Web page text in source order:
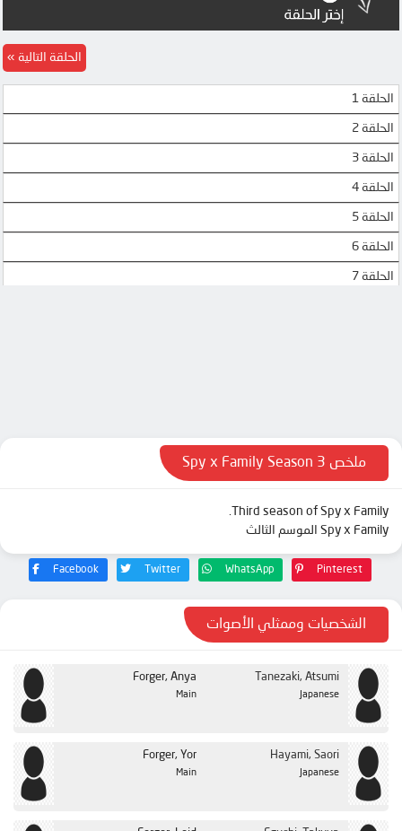
الحلقة 1
الحلقة 2
الحلقة 3
الحلقة 4
الحلقة 5
الحلقة 6
الحلقة 7
الحلقة 13
الحلقة التالية
ملخص Spy x Family Season 3
Third season of Spy x Family.
Spy x Family الموسم الثالث
Facebook Twitter WhatsApp Pinterest
الشخصيات وممثلي الأصوات
Forger, Anya
Main
Tanezaki, Atsumi
Japanese
Forger, Yor
Main
Hayami, Saori
Japanese